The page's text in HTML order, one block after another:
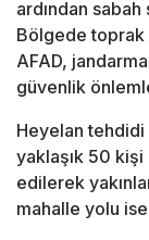
ardından
Bölgede toprak
AFAD,
güvenlik
Heyelan tehdidi
yaklaşık 50
edilerek
mahalle yolu ise